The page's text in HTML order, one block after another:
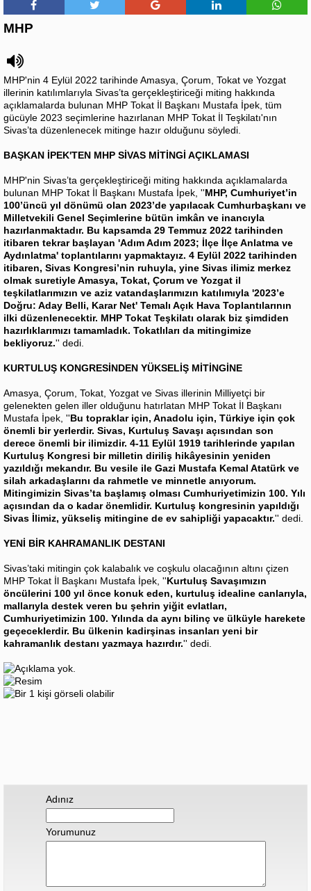
MHP
MHP'nin 4 Eylül 2022 tarihinde Amasya, Çorum, Tokat ve Yozgat
illerinin katılımlarıyla Sivas’ta gerçekleştiriceği miting hakkında
açıklamalarda bulunan MHP Tokat İl Başkanı Mustafa İpek, tüm
gücüyle 2023 seçimlerine hazırlanan MHP Tokat İl Teşkilatı'nın
Sivas’ta düzenlenecek mitinge hazır olduğunu söyledi.
BAŞKAN İPEK'TEN MHP SİVAS MİTİNGİ AÇIKLAMASI
MHP'nin Sivas’ta gerçekleştiriceği miting hakkında açıklamalarda
bulunan MHP Tokat İl Başkanı Mustafa İpek, ''MHP, Cumhuriyet’in
100’üncü yıl dönümü olan 2023’de yapılacak Cumhurbaşkanı ve
Milletvekili Genel Seçimlerine bütün imkân ve inancıyla
hazırlanmaktadır. Bu kapsamda 29 Temmuz 2022 tarihinden
itibaren tekrar başlayan 'Adım Adım 2023; İlçe İlçe Anlatma ve
Aydınlatma' toplantılarını yapmaktayız. 4 Eylül 2022 tarihinden
itibaren, Sivas Kongresi’nin ruhuyla, yine Sivas ilimiz merkez
olmak suretiyle Amasya, Tokat, Çorum ve Yozgat il
teşkilatlarımızın ve aziz vatandaşlarımızın katılımıyla '2023’e
Doğru: Aday Belli, Karar Net' Temalı Açık Hava Toplantılarının
ilki düzenlenecektir. MHP Tokat Teşkilatı olarak biz şimdiden
hazırlıklarımızı tamamladık. Tokatlıları da mitingimize
bekliyoruz.'' dedi.
KURTULUŞ KONGRESİNDEN YÜKSELİŞ MİTİNGİNE
Amasya, Çorum, Tokat, Yozgat ve Sivas illerinin Milliyetçi bir
gelenekten gelen iller olduğunu hatırlatan MHP Tokat İl Başkanı
Mustafa İpek, ''Bu topraklar için, Anadolu için, Türkiye için çok
önemli bir yerlerdir. Sivas, Kurtuluş Savaşı açısından son
derece önemli bir ilimizdir. 4-11 Eylül 1919 tarihlerinde yapılan
Kurtuluş Kongresi bir milletin diriliş hikâyesinin yeniden
yazıldığı mekandır. Bu vesile ile Gazi Mustafa Kemal Atatürk ve
silah arkadaşlarını da rahmetle ve minnetle anıyorum.
Mitingimizin Sivas’ta başlamış olması Cumhuriyetimizin 100. Yılı
açısından da o kadar önemlidir. Kurtuluş kongresinin yapıldığı
Sivas İlimiz, yükseliş mitingine de ev sahipliği yapacaktır.'' dedi.
YENİ BİR KAHRAMANLIK DESTANI
Sivas’taki mitingin çok kalabalık ve coşkulu olacağının altını çizen
MHP Tokat İl Başkanı Mustafa İpek, ''Kurtuluş Savaşımızın
öncülerini 100 yıl önce konuk eden, kurtuluş idealine canlarıyla,
mallarıyla destek veren bu şehrin yiğit evlatları,
Cumhuriyetimizin 100. Yılında da aynı bilinç ve ülküyle harekete
geçeceklerdir. Bu ülkenin kadirşinas insanları yeni bir
kahramanlık destanı yazmaya hazırdır.'' dedi.
Adınız
Yorumunuz